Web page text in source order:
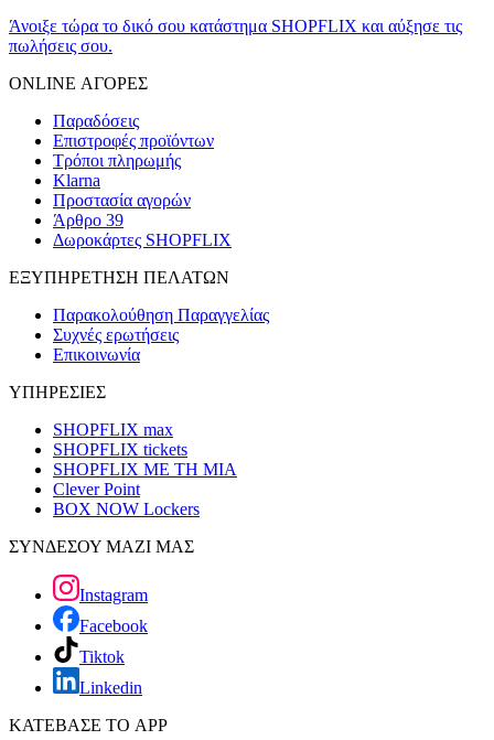
Άνοιξε τώρα το δικό σου κατάστημα SHOPFLIX και αύξησε τις
πωλήσεις σου.
ONLINE ΑΓΟΡΕΣ
Παραδόσεις
Επιστροφές προϊόντων
Τρόποι πληρωμής
Klarna
Προστασία αγορών
Άρθρο 39
Δωροκάρτες SHOPFLIX
ΕΞΥΠΗΡΕΤΗΣΗ ΠΕΛΑΤΩΝ
Παρακολούθηση Παραγγελίας
Συχνές ερωτήσεις
Επικοινωνία
ΥΠΗΡΕΣΙΕΣ
SHOPFLIX max
SHOPFLIX tickets
SHOPFLIX ΜΕ ΤΗ ΜΙΑ
Clever Point
BOX NOW Lockers
ΣΥΝΔΕΣΟΥ ΜΑΖΙ ΜΑΣ
Instagram
Facebook
Tiktok
Linkedin
ΚΑΤΕΒΑΣΕ ΤΟ APP